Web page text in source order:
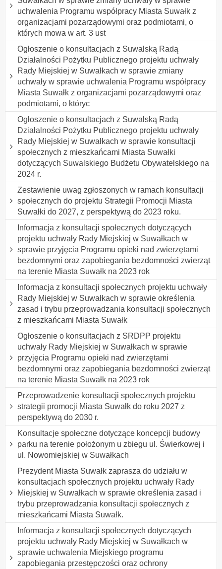
uchwalenia Programu współpracy Miasta Suwałk z
organizacjami pozarządowymi oraz podmiotami, o
których mowa w art. 3 ust
Ogłoszenie o konsultacjach z Suwalską Radą
Działalności Pożytku Publicznego projektu uchwały
Rady Miejskiej w Suwałkach w sprawie zmiany
uchwały w sprawie uchwalenia Programu współpracy
Miasta Suwałk z organizacjami pozarządowymi oraz
podmiotami, o któryc
Ogłoszenie o konsultacjach z Suwalską Radą
Działalności Pożytku Publicznego projektu uchwały
Rady Miejskiej w Suwałkach w sprawie konsultacji
społecznych z mieszkańcami Miasta Suwałki
dotyczących Suwalskiego Budżetu Obywatelskiego na
2024 r.
Zestawienie uwag zgłoszonych w ramach konsultacji
społecznych do projektu Strategii Promocji Miasta
Suwałki do 2027, z perspektywą do 2023 roku.
Informacja z konsultacji społecznych dotyczących
projektu uchwały Rady Miejskiej w Suwałkach w
sprawie przyjęcia Programu opieki nad zwierzętami
bezdomnymi oraz zapobiegania bezdomności zwierząt
na terenie Miasta Suwałk na 2023 rok
Informacja z konsultacji społecznych projektu uchwały
Rady Miejskiej w Suwałkach w sprawie określenia
zasad i trybu przeprowadzania konsultacji społecznych
z mieszkańcami Miasta Suwałk
Ogłoszenie o konsultacjach z SRDPP projektu
uchwały Rady Miejskiej w Suwałkach w sprawie
przyjęcia Programu opieki nad zwierzętami
bezdomnymi oraz zapobiegania bezdomności zwierząt
na terenie Miasta Suwałk na 2023 rok
Przeprowadzenie konsultacji społecznych projektu
strategii promocji Miasta Suwałk do roku 2027 z
perspektywą do 2030 r.
Konsultacje społeczne dotyczące koncepcji budowy
parku na terenie położonym u zbiegu ul. Świerkowej i
ul. Nowomiejskiej w Suwałkach
Prezydent Miasta Suwałk zaprasza do udziału w
konsultacjach społecznych projektu uchwały Rady
Miejskiej w Suwałkach w sprawie określenia zasad i
trybu przeprowadzania konsultacji społecznych z
mieszkańcami Miasta Suwałk.
Informacja z konsultacji społecznych dotyczących
projektu uchwały Rady Miejskiej w Suwałkach w
sprawie uchwalenia Miejskiego programu
zapobiegania przestępczości oraz ochrony